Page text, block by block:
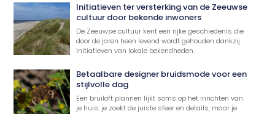
Initiatieven ter versterking van de Zeeuwse
cultuur door bekende inwoners
De Zeeuwse cultuur kent een rijke geschiedenis die
door de jaren heen levend wordt gehouden dankzij
initiatieven van lokale bekendheden.
Betaalbare designer bruidsmode voor een
stijlvolle dag
Een bruiloft plannen lijkt soms op het inrichten van
je huis: je zoekt de juiste sfeer en details, maar je